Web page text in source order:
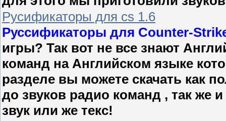
Русификаторы для cs 1.6
Руссификаторы для Counter-
игры? Так вот не все знают
команд на Английском языке
разделе вы можете скачать как
до звуков радио команд , так же
звук или же текс!